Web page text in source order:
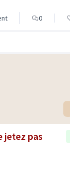
0
jetez pas